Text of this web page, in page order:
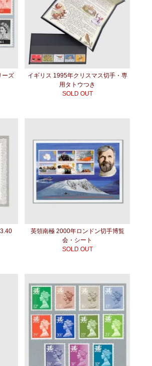
ーズ
イギリス 1995年クリスマス切手・専
用タトウつき
SOLD OUT
英領南極 2000年ロンドン切手博覧
会・シート
SOLD OUT